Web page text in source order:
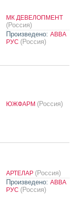
МК ДЕВЕЛОПМЕНТ
(Россия)
Произведено: АВВА
РУС (Россия)
ЮЖФАРМ (Россия)
АРТЕЛАР (Россия)
Произведено: АВВА
РУС (Россия)